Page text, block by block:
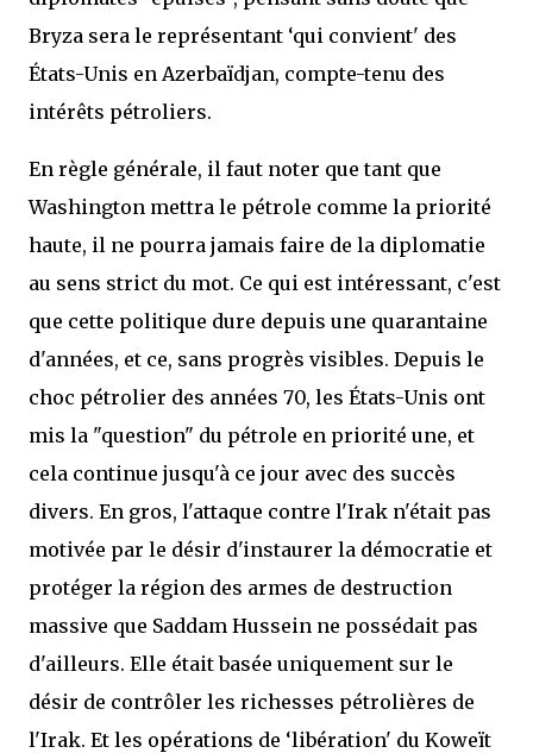
Bryza sera le représentant ‘qui convient' des
États-Unis en Azerbaïdjan, compte-tenu des
intérêts pétroliers.
En règle générale, il faut noter que tant que
Washington mettra le pétrole comme la priorité
haute, il ne pourra jamais faire de la diplomatie
au sens strict du mot. Ce qui est intéressant, c'est
que cette politique dure depuis une quarantaine
d'années, et ce, sans progrès visibles. Depuis le
choc pétrolier des années 70, les États-Unis ont
mis la "question" du pétrole en priorité une, et
cela continue jusqu'à ce jour avec des succès
divers. En gros, l'attaque contre l'Irak n'était pas
motivée par le désir d'instaurer la démocratie et
protéger la région des armes de destruction
massive que Saddam Hussein ne possédait pas
d'ailleurs. Elle était basée uniquement sur le
désir de contrôler les richesses pétrolières de
l'Irak. Et les opérations de ‘libération' du Koweït